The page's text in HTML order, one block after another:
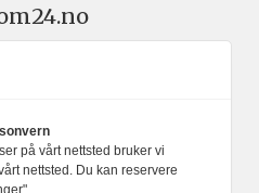
på vårt nettsted bruker vi
nettsted. Du kan reservere